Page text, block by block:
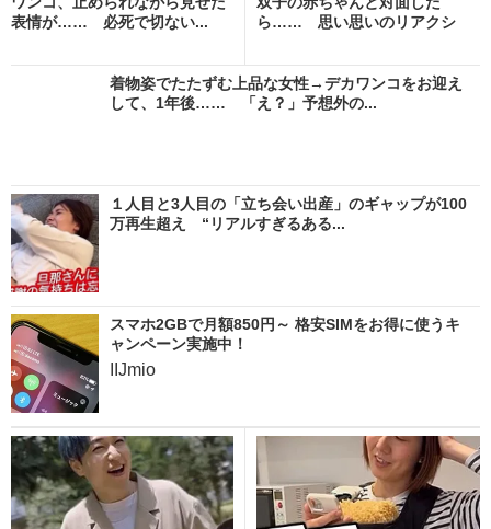
表情が…… 必死で切ない...
ら…… 思い思いのリアクシ
着物姿でたたずむ上品な女性→デカワンコをお迎え
して、1年後…… 「え？」予想外の...
１人目と3人目の「立ち会い出産」のギャップが100
万再生超え “リアルすぎるある...
スマホ2GBで月額850円～ 格安SIMをお得に使うキ
ャンペーン実施中！
IIJmio